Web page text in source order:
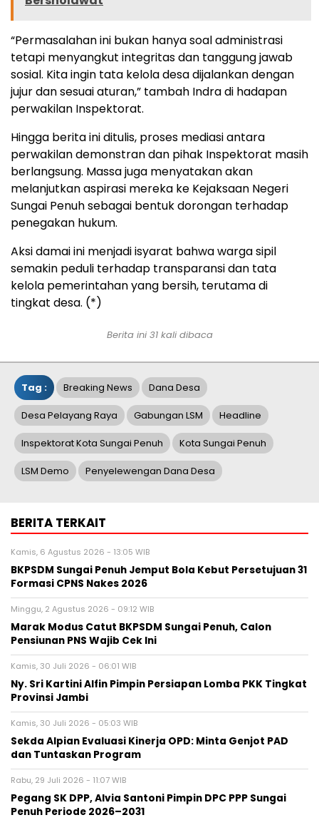
“Permasalahan ini bukan hanya soal administrasi
tetapi menyangkut integritas dan tanggung jawab
sosial. Kita ingin tata kelola desa dijalankan dengan
jujur dan sesuai aturan,” tambah Indra di hadapan
perwakilan Inspektorat.
Hingga berita ini ditulis, proses mediasi antara
perwakilan demonstran dan pihak Inspektorat masih
berlangsung. Massa juga menyatakan akan
melanjutkan aspirasi mereka ke Kejaksaan Negeri
Sungai Penuh sebagai bentuk dorongan terhadap
penegakan hukum.
Aksi damai ini menjadi isyarat bahwa warga sipil
semakin peduli terhadap transparansi dan tata
kelola pemerintahan yang bersih, terutama di
tingkat desa. (*)
Berita ini 31 kali dibaca
Tag : Breaking News Dana Desa
Desa Pelayang Raya Gabungan LSM Headline
Inspektorat Kota Sungai Penuh Kota Sungai Penuh
LSM Demo Penyelewengan Dana Desa
BERITA TERKAIT
Kamis, 6 Agustus 2026 - 13:05 WIB
BKPSDM Sungai Penuh Jemput Bola Kebut Persetujuan 31
Formasi CPNS Nakes 2026
Minggu, 2 Agustus 2026 - 09:12 WIB
Marak Modus Catut BKPSDM Sungai Penuh, Calon
Pensiunan PNS Wajib Cek Ini
Kamis, 30 Juli 2026 - 06:01 WIB
Ny. Sri Kartini Alfin Pimpin Persiapan Lomba PKK Tingkat
Provinsi Jambi
Kamis, 30 Juli 2026 - 05:03 WIB
Sekda Alpian Evaluasi Kinerja OPD: Minta Genjot PAD
dan Tuntaskan Program
Rabu, 29 Juli 2026 - 11:07 WIB
Pegang SK DPP, Alvia Santoni Pimpin DPC PPP Sungai
Penuh Periode 2026–2031